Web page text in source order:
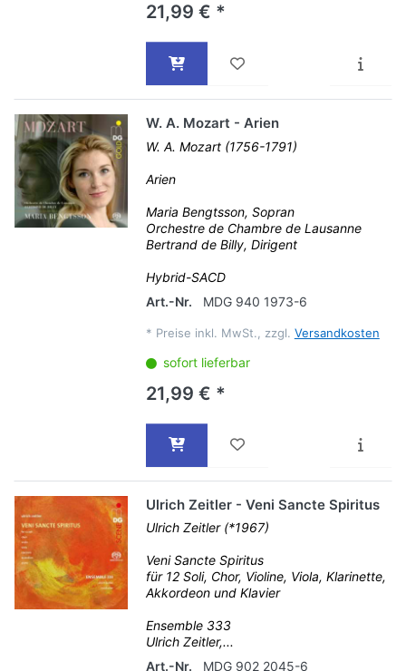
21,99 € *
W. A. Mozart - Arien
W. A. Mozart (1756-1791)
Arien
Maria Bengtsson, Sopran
Orchestre de Chambre de Lausanne
Bertrand de Billy, Dirigent
Hybrid-SACD
Art.-Nr.
MDG 940 1973-6
* Preise inkl. MwSt., zzgl. Versandkosten
sofort lieferbar
21,99 € *
Ulrich Zeitler - Veni Sancte Spiritus
Ulrich Zeitler (*1967)
Veni Sancte Spiritus
für 12 Soli, Chor, Violine, Viola, Klarinette,
Akkordeon und Klavier
Ensemble 333
Ulrich Zeitler,...
Art.-Nr.
MDG 902 2045-6